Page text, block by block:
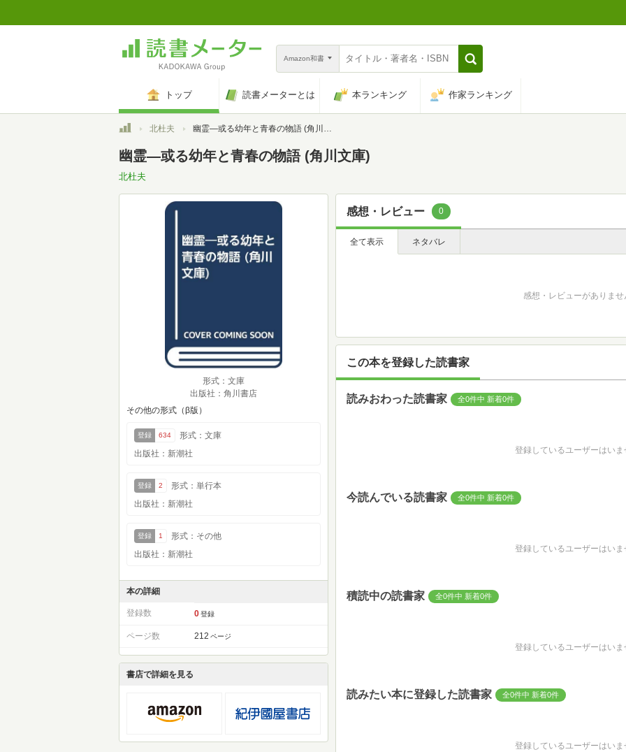
Amazon和書
トップ 読書メーターとは 本ランキング 作家ランキング
トップ北杜夫 幽霊―或る幼年と青春の物語 (角川文庫)
幽霊―或る幼年と青春の物語 (角川文庫)
北杜夫
形式：文庫
出版社：角川書店
その他の形式（β版）
登録 634
形式：文庫
出版社：新潮社
登録 2
形式：単行本
出版社：新潮社
登録 1
形式：その他
出版社：新潮社
本の詳細
登録数 0 登録
ページ数 212 ページ
書店で詳細を見る
感想・レビュー 0
全て表示 ネタバレ
感想・レビューがありませ
この本を登録した読書家
読みおわった読書家 全0件中 新着0件
登録しているユーザーはいま
今読んでいる読書家 全0件中 新着0件
登録しているユーザーはいま
積読中の読書家 全0件中 新着0件
登録しているユーザーはいま
読みたい本に登録した読書家 全0件中 新着0件
登録しているユーザーはいま